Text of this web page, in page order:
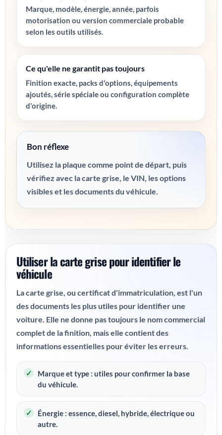
Marque, modèle, énergie, année, parfois
motorisation ou version commerciale probable
selon les outils utilisés.
Ce qu'elle ne garantit pas toujours
Finition exacte, packs d'options, équipements
ajoutés, série spéciale ou configuration complète
d'origine.
Bon réflexe
Utilisez la plaque comme point de départ, puis
vérifiez avec la carte grise, le VIN, les options
visibles et les documents du véhicule.
Utiliser la carte grise pour identifier le
véhicule
La carte grise, ou certificat d'immatriculation, est l'un
des documents les plus utiles pour identifier une
voiture. Elle ne donne pas toujours le nom commercial
complet de la finition, mais elle contient des
informations essentielles pour éviter les erreurs.
Marque et type : utiles pour confirmer la base
du véhicule.
Énergie : essence, diesel, hybride, électrique ou
autre.